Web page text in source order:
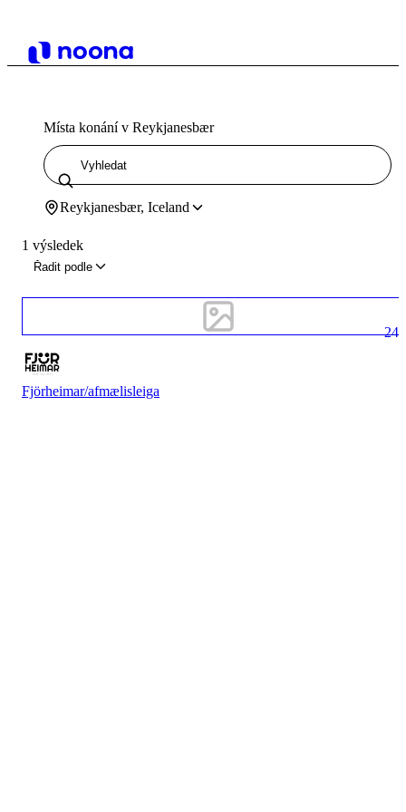
Místa konání v Reykjanesbær
Reykjanesbær, Iceland
1 výsledek
Řadit podle
24
Fjörheimar/afmælisleiga